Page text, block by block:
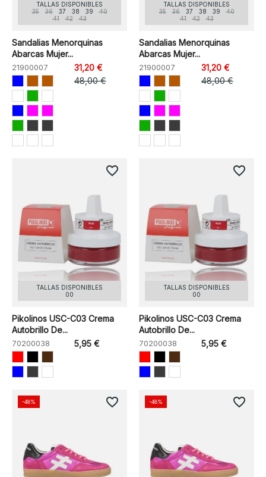
TALLAS DISPONIBLES
35
36 37 38 39
40
41
42 43
Sandalias Menorquinas
Abarcas Mujer...
21900007
31,20 €
48,00 €
TALLAS DISPONIBLES
35
36 37 38 39
40
41
42 43
Sandalias Menorquinas
Abarcas Mujer...
21900007
31,20 €
48,00 €
TALLAS DISPONIBLES
00
Pikolinos USC-C03 Crema
Autobrillo De...
70200038 5,95 €
favorite_border
TALLAS DISPONIBLES
00
Pikolinos USC-C03 Crema
Autobrillo De...
70200038 5,95 €
favorite_border
-48% favorite_border -48% favorite_border